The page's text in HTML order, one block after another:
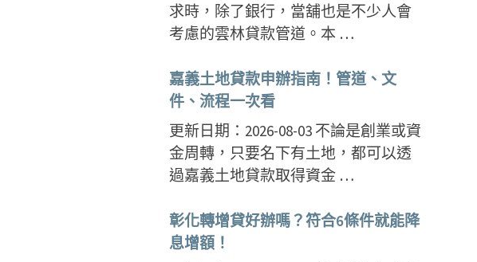
求時，除了銀行，當舖也是不少人會
考慮的雲林貸款管道。本 …
嘉義土地貸款申辦指南！管道、文
件、流程一次看
更新日期：2026-08-03 不論是創業或資
金周轉，只要名下有土地，都可以透
過嘉義土地貸款取得資金 …
彰化轉增貸好辦嗎？符合6條件就能降
息增額！